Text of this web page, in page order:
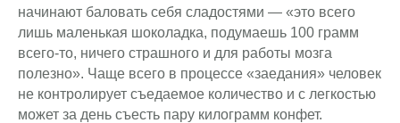
начинают баловать себя сладостями — «это всего
лишь маленькая шоколадка, подумаешь 100 грамм
всего-то, ничего страшного и для работы мозга
полезно». Чаще всего в процессе «заедания» человек
не контролирует съедаемое количество и с легкостью
может за день съесть пару килограмм конфет.